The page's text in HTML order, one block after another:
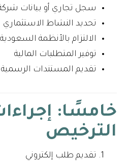
سجل تجاري أو بيانات
تحديد النشاط الاستثماري
الالتزام بالأنظمة السعودية
توفير المتطلبات المالية
تقديم المستندات الرسمية
خامسًا:
الترخيص
تقديم طلب إلكتروني